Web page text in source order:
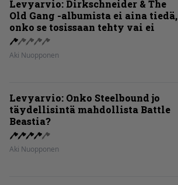
Levyarvio: Dirkschneider & The
Old Gang -albumista ei aina tiedä,
onko se tosissaan tehty vai ei
Aki Nuopponen
Levyarvio: Onko Steelbound jo
täydellisintä mahdollista Battle
Beastia?
Aki Nuopponen